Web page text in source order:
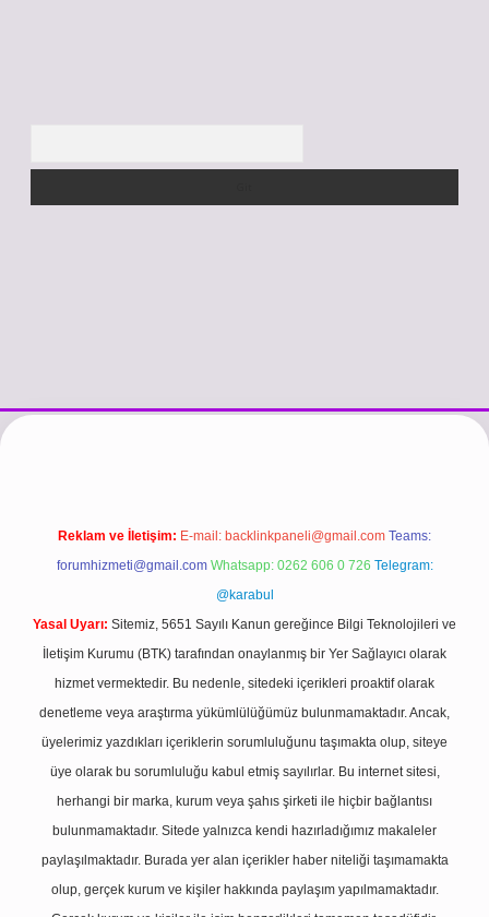
www.betexper.xyz/betci.cobetci girişhiltonbet güncel giriş
Reklam ve İletişim: E-mail: backlinkpaneli@gmail.com Teams:
forumhizmeti@gmail.com Whatsapp: 0262 606 0 726 Telegram:
@karabul
Yasal Uyarı: Sitemiz, 5651 Sayılı Kanun gereğince Bilgi Teknolojileri ve
İletişim Kurumu (BTK) tarafından onaylanmış bir Yer Sağlayıcı olarak
hizmet vermektedir. Bu nedenle, sitedeki içerikleri proaktif olarak
denetleme veya araştırma yükümlülüğümüz bulunmamaktadır. Ancak,
üyelerimiz yazdıkları içeriklerin sorumluluğunu taşımakta olup, siteye
üye olarak bu sorumluluğu kabul etmiş sayılırlar. Bu internet sitesi,
herhangi bir marka, kurum veya şahıs şirketi ile hiçbir bağlantısı
bulunmamaktadır. Sitede yalnızca kendi hazırladığımız makaleler
paylaşılmaktadır. Burada yer alan içerikler haber niteliği taşımamakta
olup, gerçek kurum ve kişiler hakkında paylaşım yapılmamaktadır.